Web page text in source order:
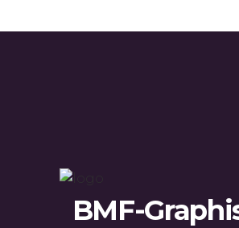
BMF-